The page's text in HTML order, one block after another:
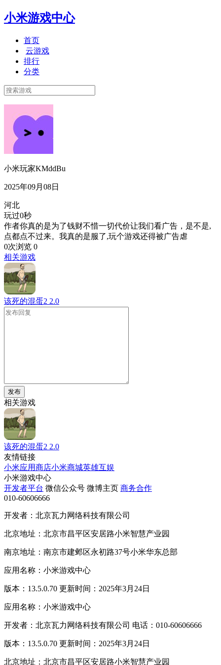
小米游戏中心
首页
云游戏
排行
分类
小米玩家KMddBu
2025年09月08日
河北
玩过0秒
作者你真的是为了钱财不惜一切代价让我们看广告，是不是,
点都点不过来。我真的是服了,玩个游戏还得被广告虐
0次浏览 0
相关游戏
该死的混蛋2 2.0
发布
相关游戏
该死的混蛋2 2.0
友情链接
小米应用商店小米商城英雄互娱
小米游戏中心
开发者平台 微信公众号 微博主页 商务合作
010-60606666
开发者：北京瓦力网络科技有限公司
北京地址：北京市昌平区安居路小米智慧产业园
南京地址：南京市建邺区永初路37号小米华东总部
应用名称：小米游戏中心
版本：13.5.0.70 更新时间：2025年3月24日
应用名称：小米游戏中心
开发者：北京瓦力网络科技有限公司 电话：010-60606666
版本：13.5.0.70 更新时间：2025年3月24日
北京地址：北京市昌平区安居路小米智慧产业园